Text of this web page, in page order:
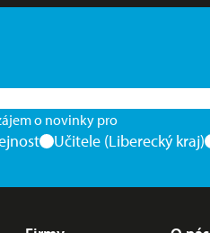
o novinky pro
Učitele (Liberecký kraj)